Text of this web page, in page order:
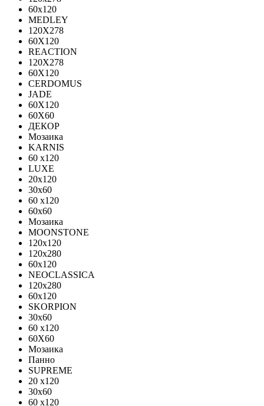
60x120
MEDLEY
120X278
60X120
REACTION
120X278
60X120
CERDOMUS
JADE
60X120
60X60
ДЕКОР
Мозаика
KARNIS
60 x120
LUXE
20x120
30х60
60 x120
60x60
Мозаика
MOONSTONE
120x120
120х280
60x120
NEOCLASSICA
120х280
60х120
SKORPION
30х60
60 x120
60X60
Мозаика
Панно
SUPREME
20 x120
30x60
60 x120